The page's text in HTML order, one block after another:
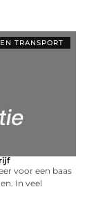
TRANSPORT
voor een baas
In veel